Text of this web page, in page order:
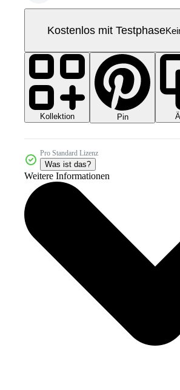
Kostenlos mit Testphase
Kollektion Pin
Pro Standard Lizenz
Was ist das?
Weitere Informationen